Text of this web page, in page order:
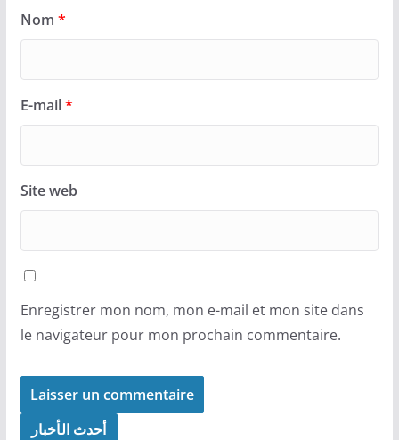
Nom *
E-mail*
Site web
Enregistrer mon nom, mon e-mail et mon site dans
le navigateur pour mon prochain commentaire.
أحدث الأخبار